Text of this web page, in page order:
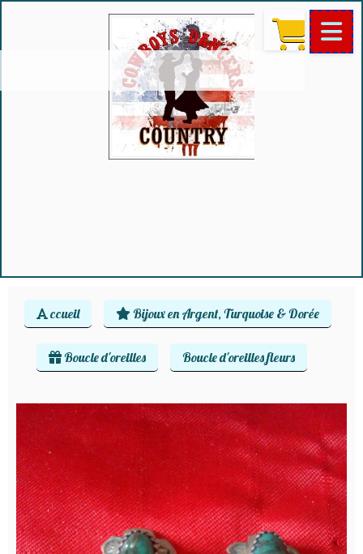
ccueil Bijoux en Argent, Turquoise & Dorée
Boucle d'oreilles Boucle d'oreilles fleurs